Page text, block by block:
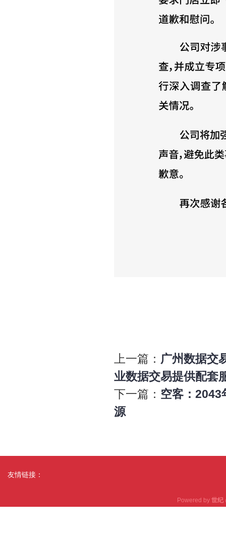
上一篇： 广州数据交
业数据交易提供配套
下一篇： 空客：2043
源
友情链接：
Powered by 世纪